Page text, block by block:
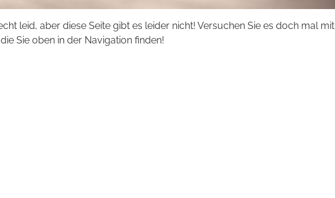
leid, aber diese Seite gibt es leider nicht! Versuchen Sie es doch mal mit
Sie oben in der Navigation finden!